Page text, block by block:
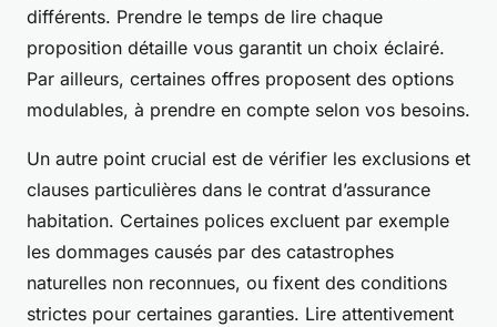
différents. Prendre le temps de lire chaque
proposition détaille vous garantit un choix éclairé.
Par ailleurs, certaines offres proposent des options
modulables, à prendre en compte selon vos besoins.
Un autre point crucial est de vérifier les exclusions et
clauses particulières dans le contrat d’assurance
habitation. Certaines polices excluent par exemple
les dommages causés par des catastrophes
naturelles non reconnues, ou fixent des conditions
strictes pour certaines garanties. Lire attentivement